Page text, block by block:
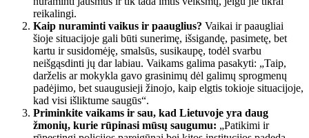
reikalingi.
Kaip nuraminti vaikus ir paauglius? Vaikai ir paaugliai
šioje situacijoje gali būti sunerimę, išsigandę, pasimetę, bet
kartu ir susidomėję, smalsūs, susikaupę, todėl svarbu
neišgąsdinti jų dar labiau. Vaikams galima pasakyti: „Taip,
darželis ar mokykla gavo grasinimų dėl galimų sprogmenų
padėjimo, bet suaugusieji žinojo, kaip elgtis tokioje situacijoje,
kad visi išliktume saugūs“.
Priminkite vaikams ir sau, kad Lietuvoje yra daug
žmonių, kurie rūpinasi mūsų saugumu: „Patikimi ir